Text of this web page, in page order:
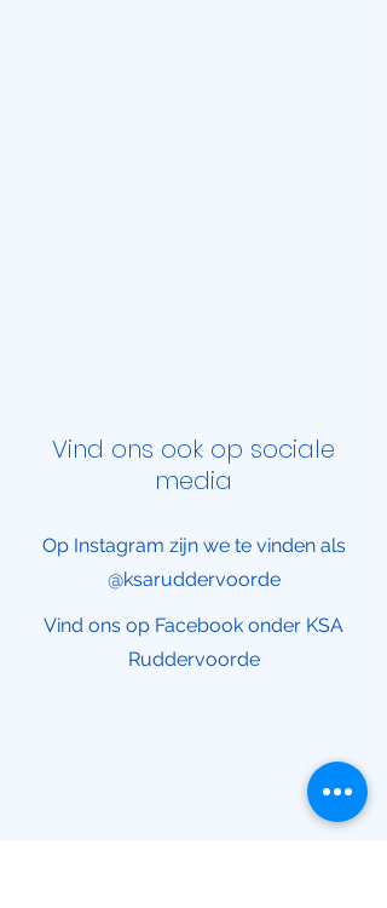
Vind ons ook op sociale
media
Op Instagram zijn we te vinden als
@ksaruddervoorde
Vind ons op Facebook onder KSA
Ruddervoorde